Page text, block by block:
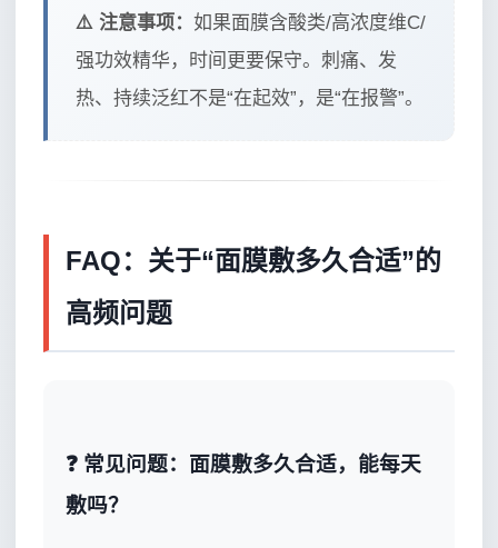
⚠️ 注意事项： 如果面膜含酸类/高浓度维C/
强功效精华，时间更要保守。刺痛、发
热、持续泛红不是“在起效”，是“在报警”。
FAQ：关于“面膜敷多久合适”的
高频问题
❓ 常见问题：面膜敷多久合适，能每天
敷吗？